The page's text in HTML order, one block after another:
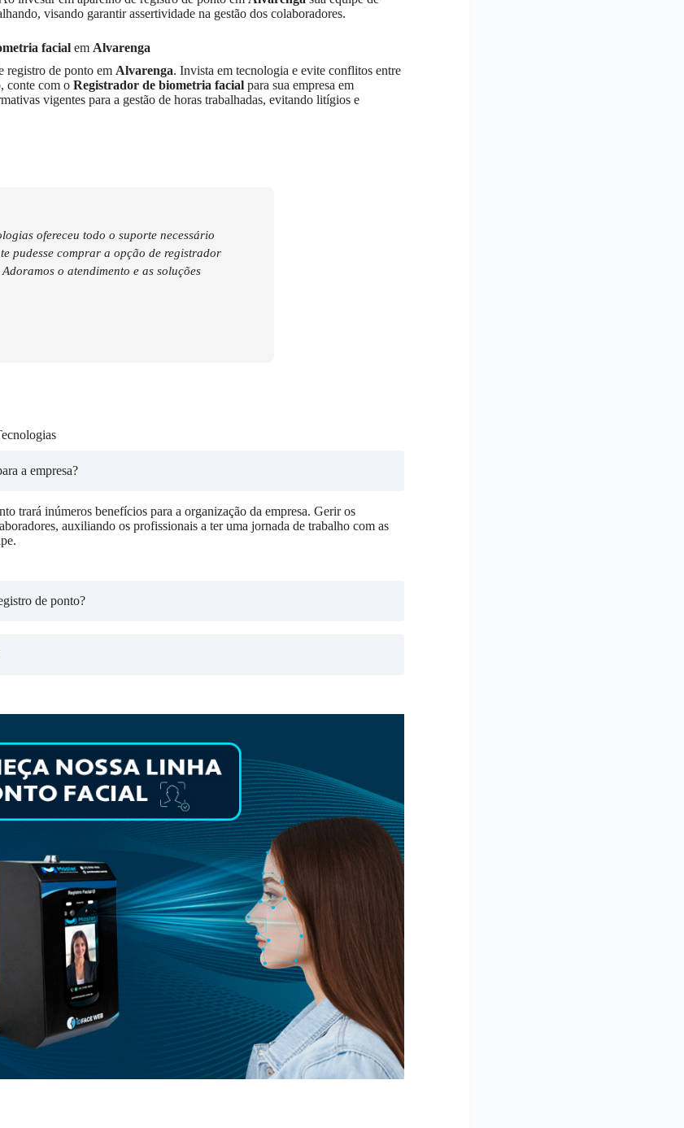
visando garantir assertividade na gestão dos colaboradores.
facial em Alvarenga
registro de ponto em Alvarenga. Invista em tecnologia e evite conflitos entre
conte com o Registrador de biometria facial para sua empresa em
vigentes para a gestão de horas trabalhadas, evitando litígios e
ofereceu todo o suporte necessário
pudesse comprar a opção de registrador
o atendimento e as soluções
a empresa?
trará inúmeros benefícios para a organização da empresa. Gerir os
auxiliando os profissionais a ter uma jornada de trabalho com as
de ponto?